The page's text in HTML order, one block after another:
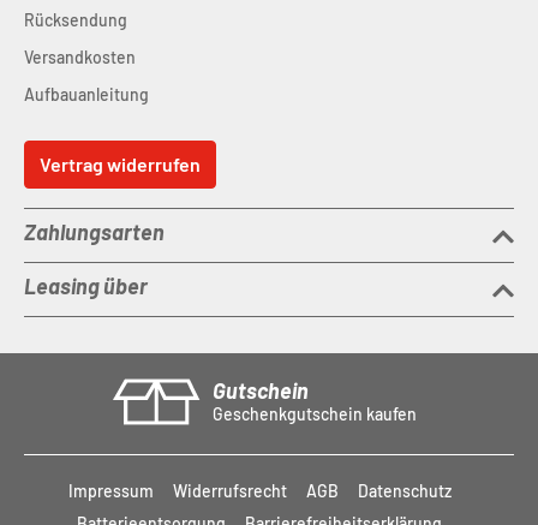
Rücksendung
Versandkosten
Aufbauanleitung
Vertrag widerrufen
Zahlungsarten
Leasing über
Gutschein
Geschenkgutschein kaufen
Impressum Widerrufsrecht AGB
Datenschutz